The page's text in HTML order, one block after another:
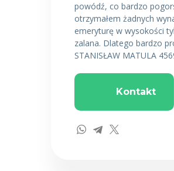
powódź, co bardzo
otrzymałem żadnych
emeryturę w wysokości
zalana. Dlatego bardzo
STANISŁAW MATULA
Kontakt